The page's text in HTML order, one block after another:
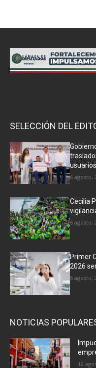
SELECCIÓN DEL
6 agosto,
Cecilia
6 agosto,
Primer
2026
6 agosto,
NOTICIAS
12